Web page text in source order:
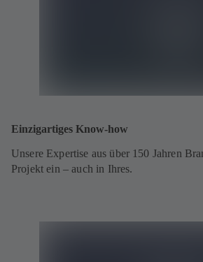
Einzigartiges Know-how
Unsere Expertise aus über 150 Jahren
Projekt ein – auch in Ihres.